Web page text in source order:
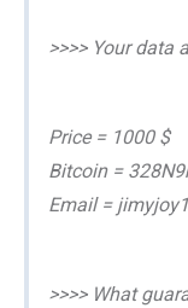
>>>> Your data
Price = 1000 $
Bitcoin =
Email =
>>>> What